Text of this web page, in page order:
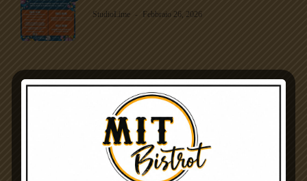
StudioLime Febbraio 26, 2026